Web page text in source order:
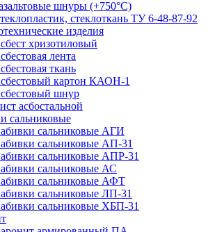
шнуры (+750°С)
стеклоткань ТУ 6-48-87-92
изделия
хризотиловый
лента
ткань
картон КАОН-1
шнур
асбостальной
сальниковые
сальниковые АГИ
сальниковые АП-31
сальниковые АПР-31
сальниковые АС
сальниковые АФТ
сальниковые ЛП-31
сальниковые ХБП-31